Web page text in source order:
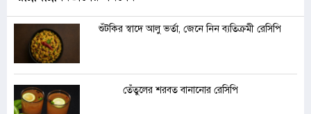
শুঁটকির স্বাদে আলু ভর্তা, জেনে নিন ব্যতিক্রমী রেসিপি
তেঁতুলের শরবত বানানোর রেসিপি